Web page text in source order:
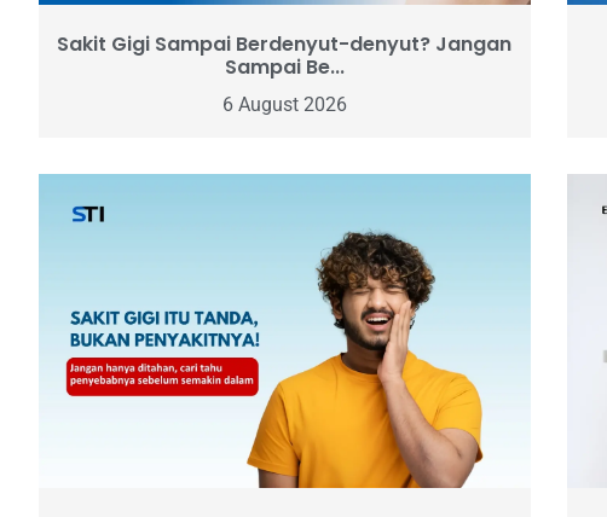
Sakit Gigi Sampai Berdenyut-denyut? Jangan
Sampai Be...
6 August 2026